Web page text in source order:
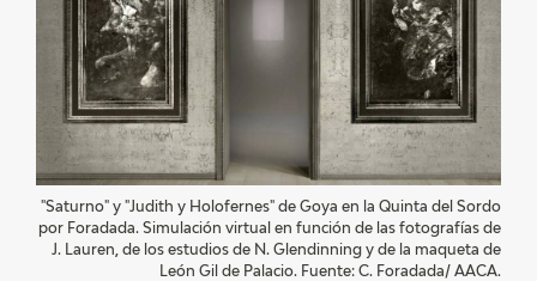
PROGRAMACIÓN
EXPOSICIONES
ACTIVIDADES
ACTUALIDAD
"Saturno" y "Judith y Holofernes" de Goya en la Quinta del Sordo
por Foradada. Simulación virtual en función de las fotografías de
J. Lauren, de los estudios de N. Glendinning y de la maqueta de
León Gil de Palacio. Fuente: C. Foradada/ AACA.